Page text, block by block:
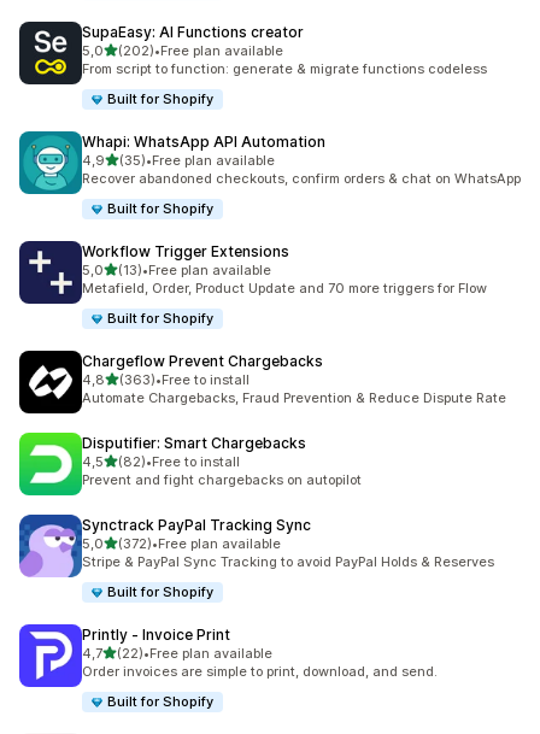
SupaEasy: AI Functions creator
5,0stelle su 5
(202)
202 recensioni totali
•Free plan available
From script to function: generate & migrate functions codeless
Built for Shopify
Whapi: WhatsApp API Automation
4,9stelle su 5
(35)
35 recensioni totali
•Free plan available
Recover abandoned checkouts, confirm orders & chat on WhatsApp
Built for Shopify
Workflow Trigger Extensions
5,0stelle su 5
(13)
13 recensioni totali
•Free plan available
Metafield, Order, Product Update and 70 more triggers for Flow
Built for Shopify
Chargeflow Prevent Chargebacks
4,8stelle su 5
(363)
363 recensioni totali
•Free to install
Automate Chargebacks, Fraud Prevention & Reduce Dispute Rate
Disputifier: Smart Chargebacks
4,5stelle su 5
(82)
82 recensioni totali
•Free to install
Prevent and fight chargebacks on autopilot
Synctrack PayPal Tracking Sync
5,0stelle su 5
(372)
372 recensioni totali
•Free plan available
Stripe & PayPal Sync Tracking to avoid PayPal Holds & Reserves
Built for Shopify
Printly ‑ Invoice Print
4,7stelle su 5
(22)
22 recensioni totali
•Free plan available
Order invoices are simple to print, download, and send.
Built for Shopify